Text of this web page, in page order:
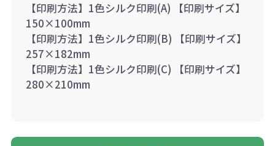
【印刷方法】1色シルク印刷(A) 【印刷サイズ】
150×100mm
【印刷方法】1色シルク印刷(B) 【印刷サイズ】
257×182mm
【印刷方法】1色シルク印刷(C) 【印刷サイズ】
280×210mm